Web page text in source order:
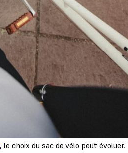
, le choix du sac de vélo peut